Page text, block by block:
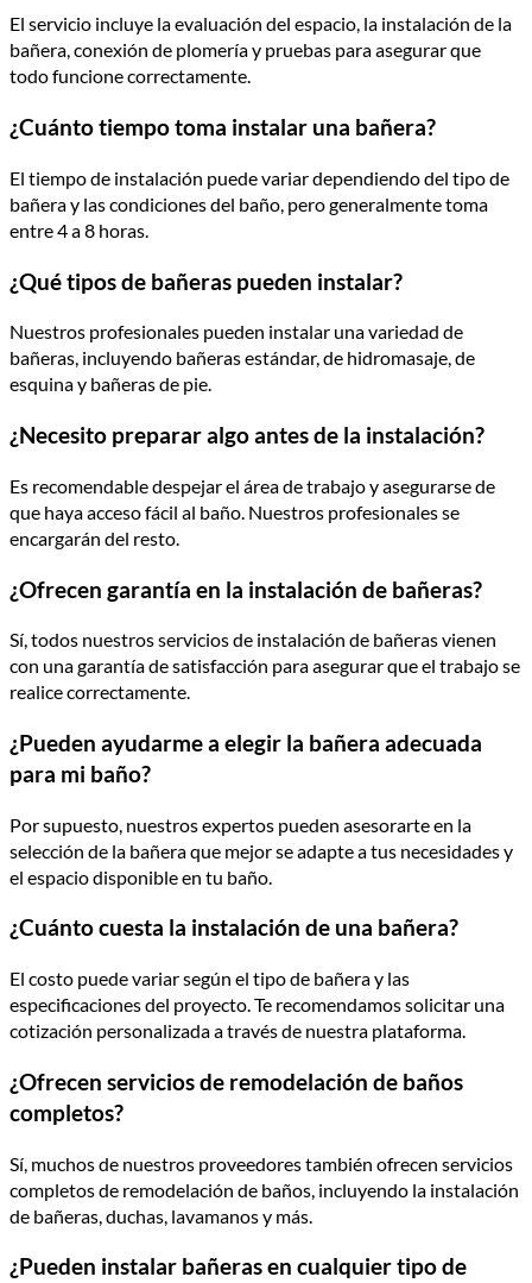
El servicio incluye la evaluación del espacio, la instalación de la
bañera, conexión de plomería y pruebas para asegurar que
todo funcione correctamente.
¿Cuánto tiempo toma instalar una bañera?
El tiempo de instalación puede variar dependiendo del tipo de
bañera y las condiciones del baño, pero generalmente toma
entre 4 a 8 horas.
¿Qué tipos de bañeras pueden instalar?
Nuestros profesionales pueden instalar una variedad de
bañeras, incluyendo bañeras estándar, de hidromasaje, de
esquina y bañeras de pie.
¿Necesito preparar algo antes de la instalación?
Es recomendable despejar el área de trabajo y asegurarse de
que haya acceso fácil al baño. Nuestros profesionales se
encargarán del resto.
¿Ofrecen garantía en la instalación de bañeras?
Sí, todos nuestros servicios de instalación de bañeras vienen
con una garantía de satisfacción para asegurar que el trabajo se
realice correctamente.
¿Pueden ayudarme a elegir la bañera adecuada
para mi baño?
Por supuesto, nuestros expertos pueden asesorarte en la
selección de la bañera que mejor se adapte a tus necesidades y
el espacio disponible en tu baño.
¿Cuánto cuesta la instalación de una bañera?
El costo puede variar según el tipo de bañera y las
especificaciones del proyecto. Te recomendamos solicitar una
cotización personalizada a través de nuestra plataforma.
¿Ofrecen servicios de remodelación de baños
completos?
Sí, muchos de nuestros proveedores también ofrecen servicios
completos de remodelación de baños, incluyendo la instalación
de bañeras, duchas, lavamanos y más.
¿Pueden instalar bañeras en cualquier tipo de